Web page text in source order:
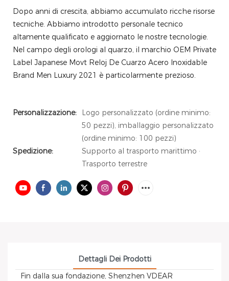
Dopo anni di crescita, abbiamo accumulato ricche risorse
tecniche. Abbiamo introdotto personale tecnico
altamente qualificato e aggiornato le nostre tecnologie.
Nel campo degli orologi al quarzo, il marchio OEM Private
Label Japanese Movt Reloj De Cuarzo Acero Inoxidable
Brand Men Luxury 2021 è particolarmente prezioso.
Personalizzazione:
Logo personalizzato (ordine minimo:
50 pezzi), imballaggio personalizzato
(ordine minimo: 100 pezzi)
Spedizione:
Supporto al trasporto marittimo ·
Trasporto terrestre
Dettagli Dei Prodotti
Fin dalla sua fondazione, Shenzhen VDEAR